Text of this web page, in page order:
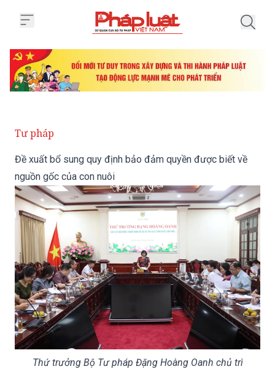
Tư pháp
Đề xuất bổ sung quy định bảo đảm quyền được biết về
nguồn gốc của con nuôi
Thứ trưởng Bộ Tư pháp Đặng Hoàng Oanh chủ trì